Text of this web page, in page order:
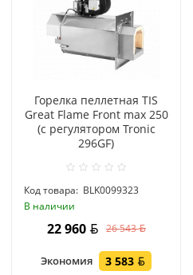
Горелка пеллетная TIS
Great Flame Front max 250
(c регулятором Tronic
296GF)
Код товара: BLK0099323
В наличии
22 960 26 543
Экономия 3 583